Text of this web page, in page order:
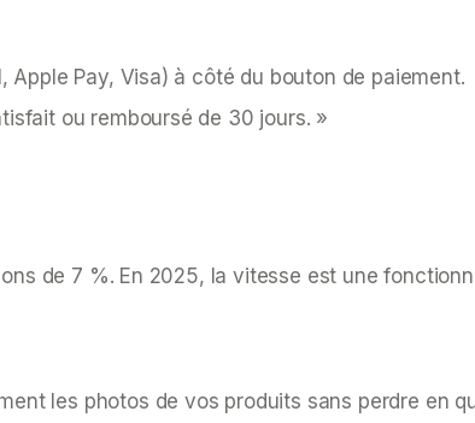
Pay, Visa) à côté du bouton de paiement.
ou remboursé de 30 jours. »
de 7 %. En 2025, la vitesse est une
les photos de vos produits sans perdre en